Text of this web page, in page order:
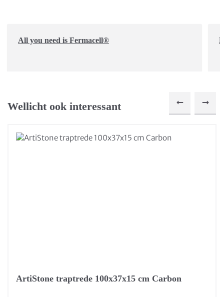
All you need is Fermacell®
Wellicht ook interessant
ArtiStone traptrede 100x37x15 cm Carbon